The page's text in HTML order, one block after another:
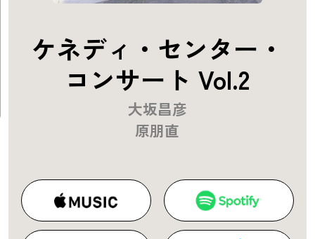
ケネディ・センター・
コンサート Vol.2
大坂昌彦
原朋直